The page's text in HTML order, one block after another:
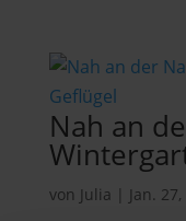
Nah an
von Julia | Jan. 27,